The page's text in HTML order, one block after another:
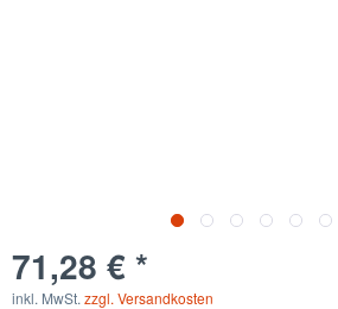
71,28 € *
inkl. MwSt. zzgl. Versandkosten